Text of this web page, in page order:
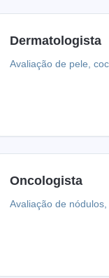
Dermatologista
Avaliação de pele,
Oncologista
Avaliação de